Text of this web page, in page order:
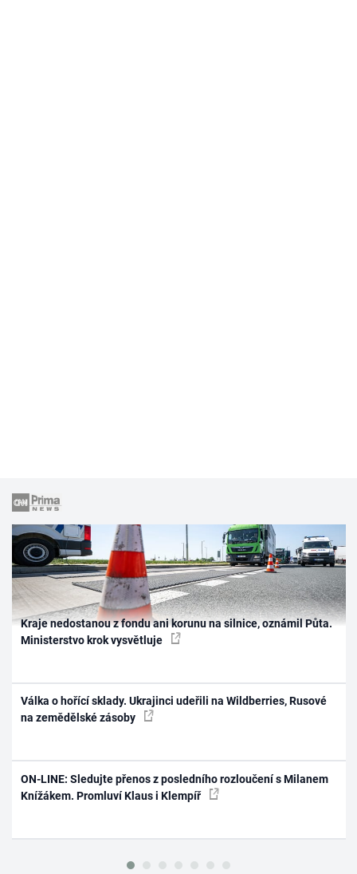
Kraje nedostanou z fondu ani korunu na silnice, oznámil Půta.
Ministerstvo krok vysvětluje
Válka o hořící sklady. Ukrajinci udeřili na Wildberries, Rusové
na zemědělské zásoby
ON-LINE: Sledujte přenos z posledního rozloučení s Milanem
Knížákem. Promluví Klaus i Klempíř